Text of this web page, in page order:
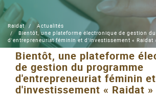
Raidat
Actualités
Bientôt, une plateforme électronique de gestion
d'entrepreneuriat féminin et d'investissement « Raidat
Bientôt, une plateforme
de gestion du programme
d'entrepreneuriat féminin et
d'investissement « Raidat »